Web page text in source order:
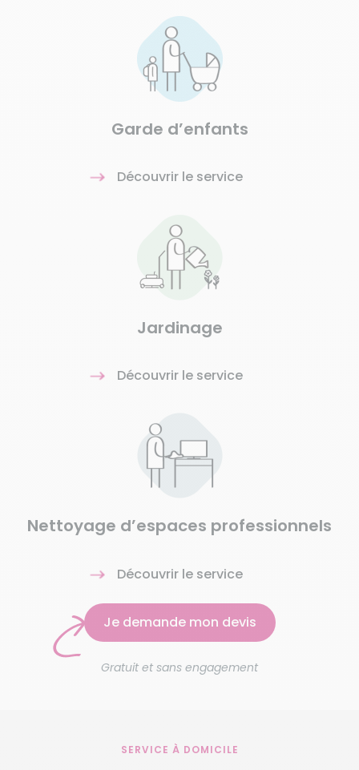
Garde d’enfants
Découvrir le service
Jardinage
Découvrir le service
Nettoyage d’espaces professionnels
Découvrir le service
Je demande mon devis
Gratuit et sans engagement
SERVICE À DOMICILE